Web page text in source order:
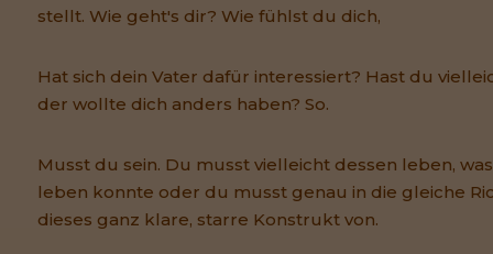
stellt. Wie geht's dir? Wie fühlst du dich,
Hat sich dein Vater dafür interessiert? Hast du
der wollte dich anders haben? So.
Musst du sein. Du musst vielleicht dessen leben,
leben konnte oder du musst genau in die gleiche
dieses ganz klare, starre Konstrukt von.